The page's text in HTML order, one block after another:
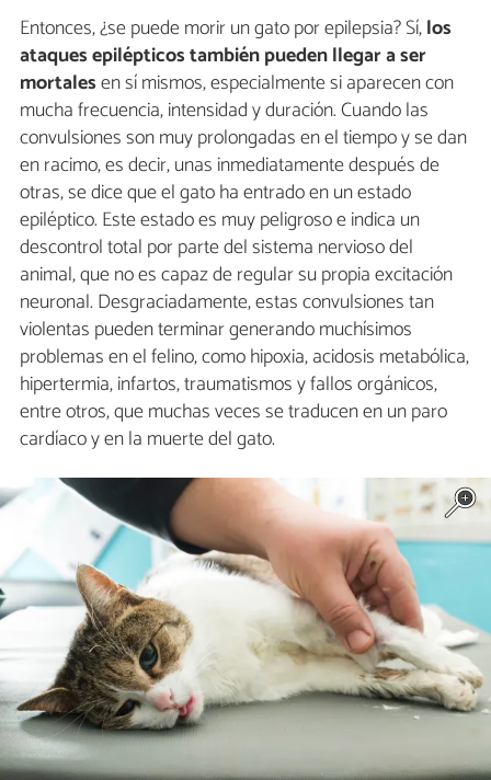
Entonces, ¿se puede morir un gato por epilepsia? Sí,los
ataques epilépticos también pueden llegar a ser
mortalesen sí mismos, especialmente si aparecen con
mucha frecuencia, intensidad y duración. Cuando las
convulsiones son muy prolongadas en el tiempo y se dan
en racimo, es decir, unas inmediatamente después de
otras, se dice que el gato ha entrado en un estado
epiléptico. Este estado es muy peligroso e indica un
descontrol total por parte del sistema nervioso del
animal, que no es capaz de regular su propia excitación
neuronal. Desgraciadamente, estas convulsiones tan
violentas pueden terminar generando muchísimos
problemas en el felino, como hipoxia, acidosis metabólica,
hipertermia, infartos, traumatismos y fallos orgánicos,
entre otros, que muchas veces se traducen en un paro
cardíaco y en la muerte del gato.